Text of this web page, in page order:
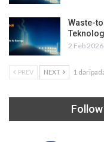
Waste-
2 Feb 2026
PREV NEXT 1